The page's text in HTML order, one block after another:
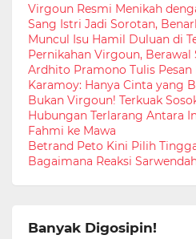
Virgoun Resmi Menikah
Sang Istri Jadi Sorotan,
Muncul Isu Hamil Duluan di
Pernikahan Virgoun, Berawal
Ardhito Pramono Tulis
Karamoy: Hanya Cinta yang
Bukan Virgoun! Terkuak
Hubungan Terlarang Antara
Fahmi ke Mawa
Betrand Peto Kini Pilih
Bagaimana Reaksi
Banyak Digosipin!